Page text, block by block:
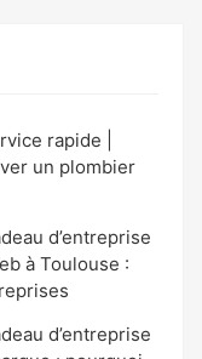
rapide |
un plombier
d’entreprise
à Toulouse :
d’entreprise